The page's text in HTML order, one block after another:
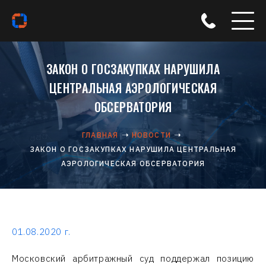
ЗАКОН О ГОСЗАКУПКАХ НАРУШИЛА
ЦЕНТРАЛЬНАЯ АЭРОЛОГИЧЕСКАЯ
ОБСЕРВАТОРИЯ
ГЛАВНАЯ
НОВОСТИ
ЗАКОН О ГОСЗАКУПКАХ НАРУШИЛА ЦЕНТРАЛЬНАЯ
АЭРОЛОГИЧЕСКАЯ ОБСЕРВАТОРИЯ
01.08.2020 г.
Московский арбитражный суд поддержал позицию